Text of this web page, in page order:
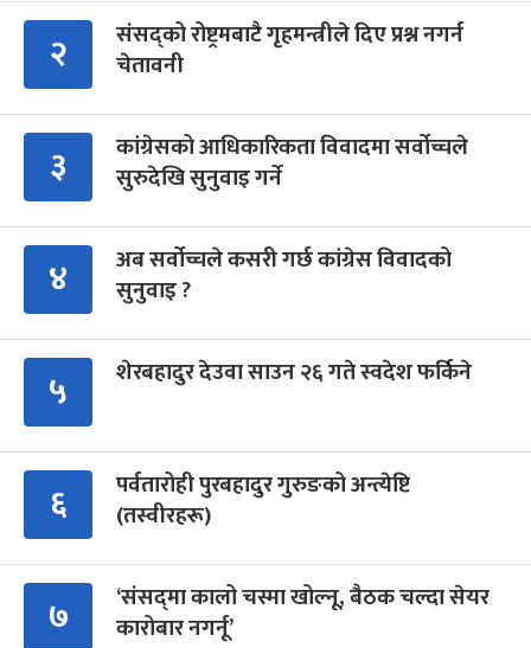
२
संसद्को रोष्ट्रमबाटै गृहमन्त्रीले दिए प्रश्न नगर्न
चेतावनी
३
कांग्रेसको आधिकारिकता विवादमा सर्वोच्चले
सुरुदेखि सुनुवाइ गर्ने
४
अब सर्वोच्चले कसरी गर्छ कांग्रेस विवादको
सुनुवाइ ?
५ शेरबहादुर देउवा साउन २६ गते स्वदेश फर्किने
६
पर्वतारोही पुरबहादुर गुरुङको अन्त्येष्टि
(तस्वीरहरू)
७
‘संसद्‍मा कालो चस्मा खोल्नू, बैठक चल्दा सेयर
कारोबार नगर्नू’